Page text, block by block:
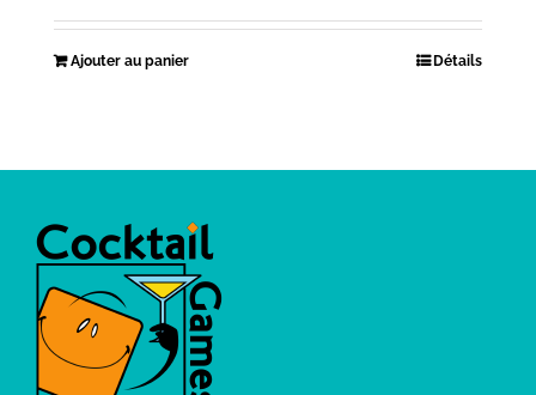
Ajouter au panier Détails